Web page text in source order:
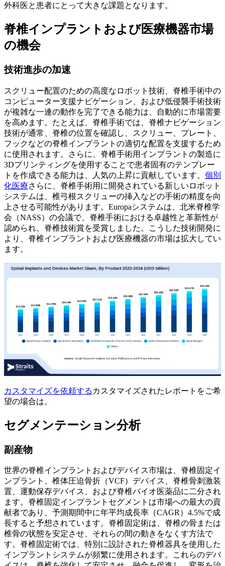
外科医と患者にとって大きな課題となります。
脊椎インプラントおよび医療機器市場
の機会
技術進歩の加速
スクリュー配置のための高度なロボット技術、脊椎手術中の
コンピューター支援ナビゲーション、および低侵襲手術技術
が複雑な一連の動作を完了できる能力は、自動的に市場需要
を高めます。たとえば、脊椎手術では、脊椎ナビゲーション
技術が通常、脊椎の位置を確認し、スクリュー、プレート、
フックなどの脊椎インプラントの適切な配置を支援するため
に使用されます。さらに、脊椎手術用インプラントの製造に
3Dプリンティングを使用することで患者固有のテンプレー
トを作成できる能力は、人気の上昇に貢献しています。 個別
化医療さらに、脊椎手術用に開発されている新しいロボット
システムは、椎弓根スクリューの挿入などの手術の精度を向
上させる可能性があります。Europaシステムは、北米脊椎学
会（NASS）の会議で、脊椎手術における卓越性と革新性が
認められ、脊椎技術賞を受賞しました。こうした技術開発に
より、脊椎インプラントおよび医療機器の市場は拡大してい
ます。
カスタマイズを依頼する カスタマイズされたレポートをご希
望の場合は。
セグメンテーション分析
副産物
世界の脊椎インプラントおよびデバイス市場は、脊椎固定イ
ンプラント、椎体圧迫骨折（VCF）デバイス、脊椎骨刺激装
置、運動保存デバイス、および脊椎バイオ医薬品に二分され
ます。脊椎固定インプラントセグメントは市場への最大の貢
献者であり、予測期間中に年平均成長率（CAGR）4.5%で成
長すると予想されています。脊椎固定術は、脊椎の骨または
椎骨の状態を安定させ、それらの間の動きをなくす方法で
す。脊椎固定術では、特別に設計された脊椎器具を使用した
インプラントシステムが頻繁に使用されます。これらのデバ